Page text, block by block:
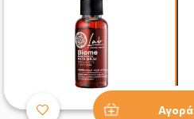
Αγορά